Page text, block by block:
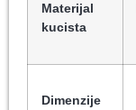
Materijal
kucista
Dimenzije